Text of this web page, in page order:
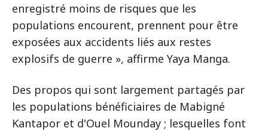
enregistré moins de risques que les
populations encourent, prennent pour être
exposées aux accidents liés aux restes
explosifs de guerre », affirme Yaya Manga.
Des propos qui sont largement partagés par
les populations bénéficiaires de Mabigné
Kantapor et d'Ouel Mounday ; lesquelles font